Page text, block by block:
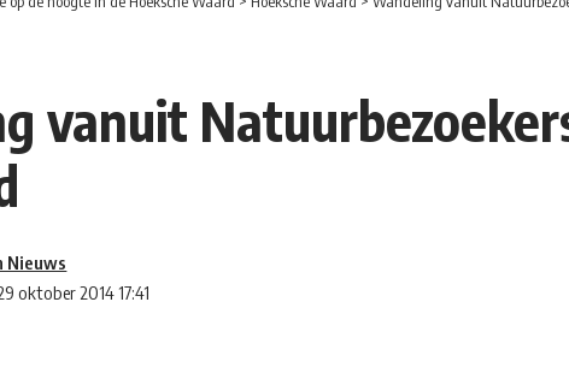
vanuit
oktober 2014 17:41
Nieuws